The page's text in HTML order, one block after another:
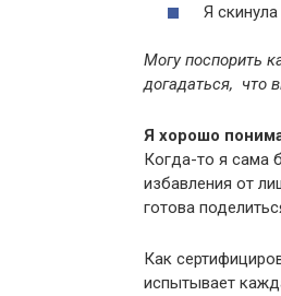
Я
Могу поспорить
догадаться, что
Я хорошо
Когда-то я сама
избавления от
готова
Как
испытывает